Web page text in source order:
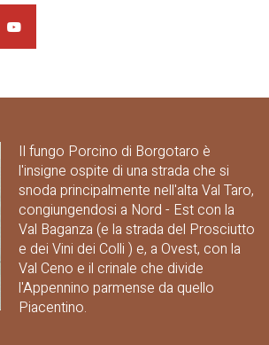
Il fungo Porcino di Borgotaro è
l'insigne ospite di una strada che si
snoda principalmente nell'alta Val Taro,
congiungendosi a Nord - Est con la
Val Baganza (e la strada del Prosciutto
e dei Vini dei Colli ) e, a Ovest, con la
Val Ceno e il crinale che divide
l'Appennino parmense da quello
Piacentino.